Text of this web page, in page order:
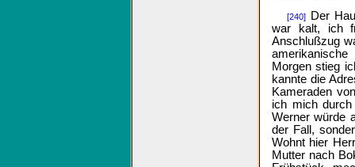
[240]
Der
war kalt, ich
Anschlußzug
Morgen stieg
kannte die
Kameraden
ich mich
Werner würde
der Fall,
Wohnt hier
Mutter nach